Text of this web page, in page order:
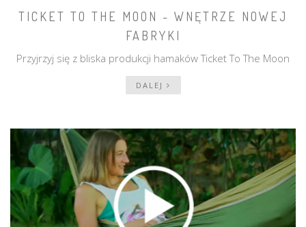
TICKET TO THE MOON - WNĘTRZE NOWEJ
FABRYKI
Przyjrzyj się z bliska produkcji hamaków Ticket To The Moon
DALEJ